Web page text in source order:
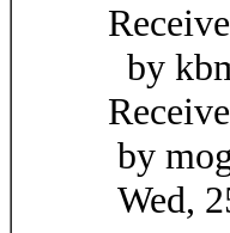
by
by
Wed,